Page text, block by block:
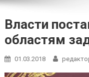
Власти
областям
01.03.2018